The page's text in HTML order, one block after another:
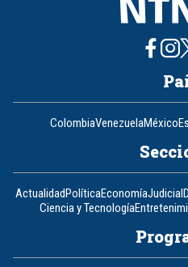
ColombiaVenezuelaMéxico
ActualidadPolíticaEconomíaJudicial
Ciencia y Tecnología